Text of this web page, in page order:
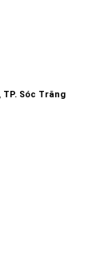
TP. Sóc Trăng